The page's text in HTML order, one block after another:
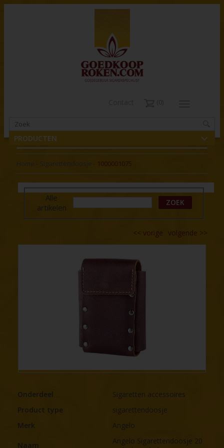
PRODUCTEN
1000001075
Alle
artikelen
ZOEK
volgende >>
<< vorige
Onderdeel
Sigaretten accessoires
Product type
sigarettendoosje
Merk
Angelo
Naam
Angelo Sigarettendoosje 20